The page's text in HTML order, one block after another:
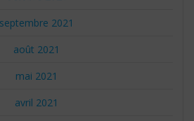
septembre 2021
août 2021
mai 2021
avril 2021